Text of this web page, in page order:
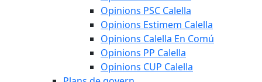
Opinions PSC Calella
Opinions Estimem Calella
Opinions Calella En Comú
Opinions PP Calella
Opinions CUP Calella